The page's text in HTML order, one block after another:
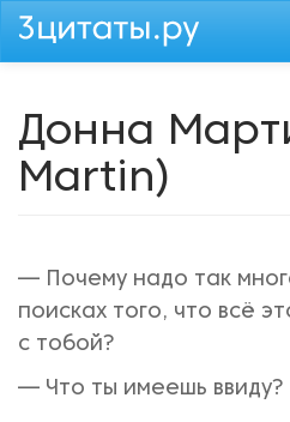
Перейти
Донна
Martin)
— Почему надо так
поисках того, что всё
с тобой?
— Что ты имеешь ввиду?